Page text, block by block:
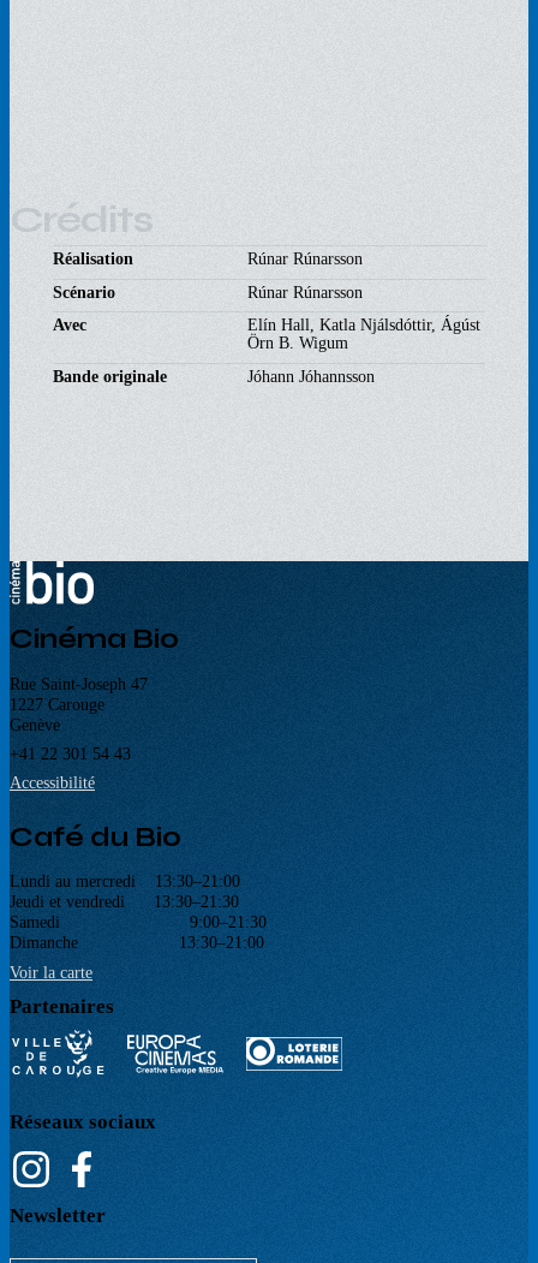
Crédits
Réalisation
Rúnar Rúnarsson
Scénario
Rúnar Rúnarsson
Avec
Elín Hall, Katla Njálsdóttir, Ágúst
Örn B. Wigum
Bande originale
Jóhann Jóhannsson
Cinéma Bio
Rue Saint-Joseph 47
1227 Carouge
Genève
+41 22 301 54 43
Accessibilité
Café du Bio
Lundi au mercredi 13:30–21:00
Jeudi et vendredi 13:30–21:30
Samedi 9:00–21:30
Dimanche 13:30–21:00
Voir la carte
Partenaires
Réseaux sociaux
Newsletter